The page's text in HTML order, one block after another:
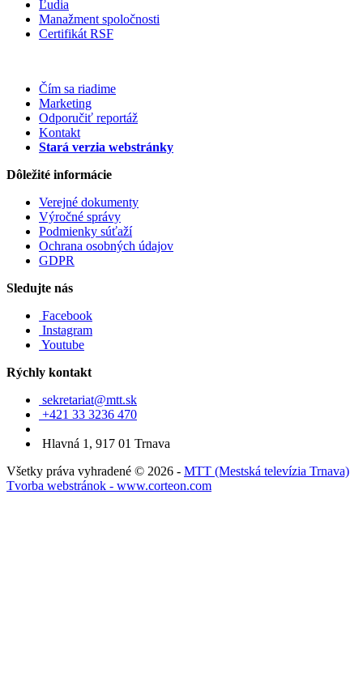
Ľudia
Manažment spoločnosti
Certifikát RSF
Čím sa riadime
Marketing
Odporučiť reportáž
Kontakt
Stará verzia webstránky
Dôležité informácie
Verejné dokumenty
Výročné správy
Podmienky súťaží
Ochrana osobných údajov
GDPR
Sledujte nás
Facebook
Instagram
Youtube
Rýchly kontakt
sekretariat@mtt.sk
+421 33 3236 470
Hlavná 1, 917 01 Trnava
Všetky práva vyhradené © 2026 - MTT (Mestská televízia Trnava)
Tvorba webstránok - www.corteon.com